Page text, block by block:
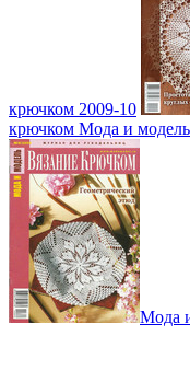
крючком 2009-10
крючком Мода и
Мода